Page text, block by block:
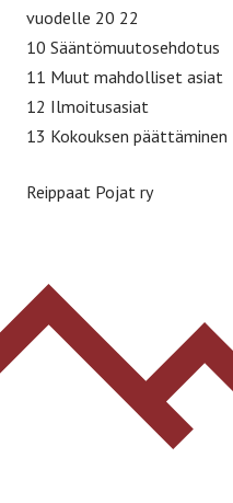
vuodelle 20 22
10 Sääntömuutosehdotus
11 Muut mahdolliset asiat
12 Ilmoitusasiat
13 Kokouksen päättäminen
Reippaat Pojat ry